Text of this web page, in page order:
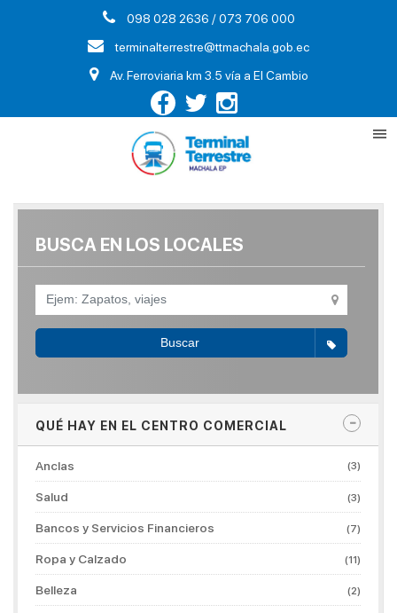
098 028 2636 / 073 706 000
terminalterrestre@ttmachala.gob.ec
Av. Ferroviaria km 3.5 vía a El Cambio
BUSCA EN LOS LOCALES
Buscar
QUÉ HAY EN EL CENTRO COMERCIAL
Anclas (3)
Salud (3)
Bancos y Servicios Financieros (7)
Ropa y Calzado (11)
Belleza (2)